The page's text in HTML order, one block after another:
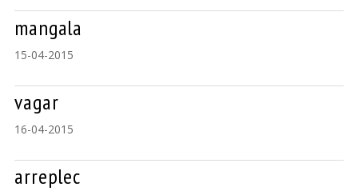
mangala
15-04-2015
vagar
16-04-2015
arreplec